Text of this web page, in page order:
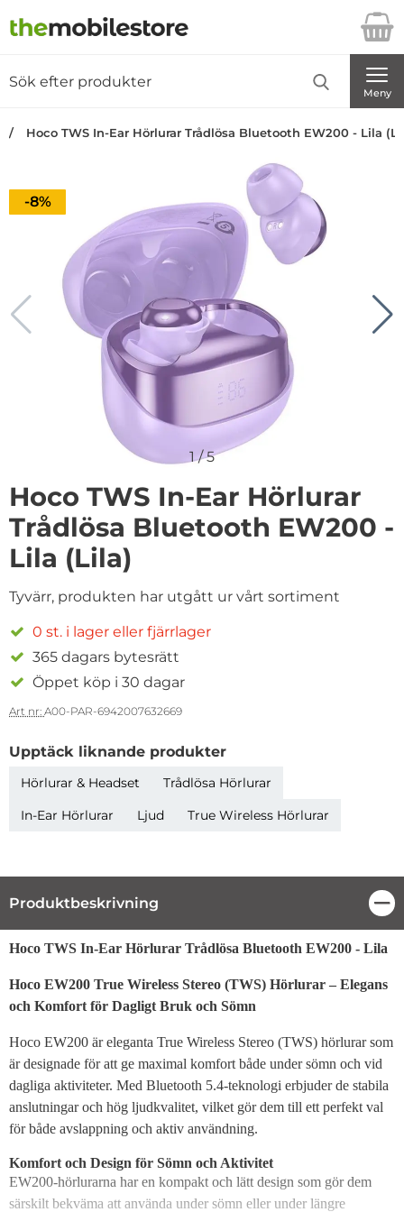
Startsidan för Danira Telecom AB
Meny
Hoco TWS In-Ear Hörlurar Trådlösa Bluetooth EW200 - Lila
Priset är nedsatt med
-8%
1/5
Hoco TWS In-Ear Hörlurar
Trådlösa Bluetooth EW200 -
Lila (Lila)
Tyvärr, produkten har utgått ur vårt sortiment
0 st. i lager eller fjärrlager
365 dagars bytesrätt
Öppet köp i 30 dagar
Art nr: A00-PAR-6942007632669
Upptäck liknande produkter
Hörlurar & Headset
Trådlösa Hörlurar
In-Ear Hörlurar
Ljud True Wireless Hörlurar
Produktbeskrivning
Produktbeskrivning
Hoco TWS In-Ear Hörlurar Trådlösa Bluetooth EW200 - Lila
Hoco EW200 True Wireless Stereo (TWS) Hörlurar – Elegans
och Komfort för Dagligt Bruk och Sömn
Hoco EW200 är eleganta True Wireless Stereo (TWS) hörlurar som
är designade för att ge maximal komfort både under sömn och vid
dagliga aktiviteter. Med Bluetooth 5.4-teknologi erbjuder de stabila
anslutningar och hög ljudkvalitet, vilket gör dem till ett perfekt val
för både avslappning och aktiv användning.
Komfort och Design för Sömn och Aktivitet
EW200-hörlurarna har en kompakt och lätt design som gör dem
särskilt bekväma att använda under sömn eller under längre